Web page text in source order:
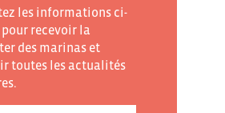
les informations ci-
pour recevoir la
des marinas et
toutes les actualités